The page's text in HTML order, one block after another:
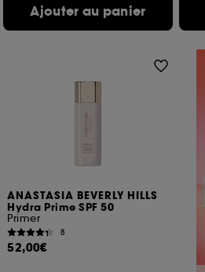
Ajouter au panier
ANASTASIA BEVERLY HILLS
Hydra Prime SPF 50
Primer
8
52,00€